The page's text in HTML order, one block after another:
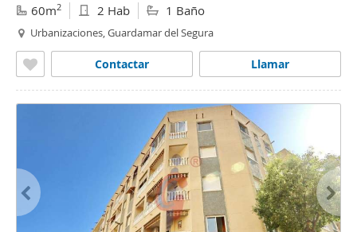
60m2 2 Hab 1 Baño
Urbanizaciones, Guardamar del Segura
Llamar
Contactar